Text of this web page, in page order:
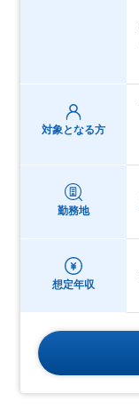
対象となる方
勤務地
想定年収